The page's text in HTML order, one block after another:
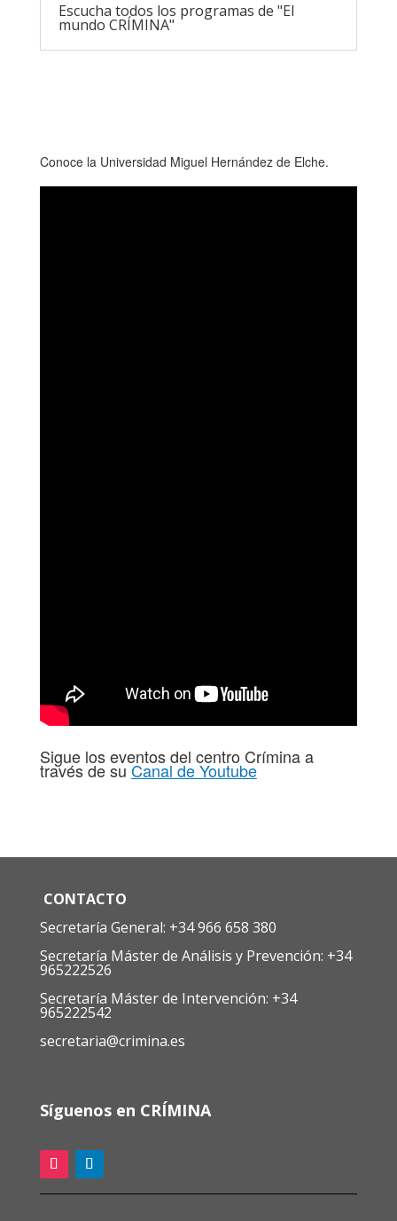
Escucha todos los programas de "El
mundo CRÍMINA"
Conoce la Universidad Miguel Hernández de Elche.
Sigue los eventos del centro Crímina a
través de suCanal de Youtube
CONTACTO
Secretaría General: +34 966 658 380
Secretaría Máster de Análisis y Prevención: +34
965222526
Secretaría Máster de Intervención: +34
965222542
secretaria@crimina.es
Síguenos en CRÍMINA